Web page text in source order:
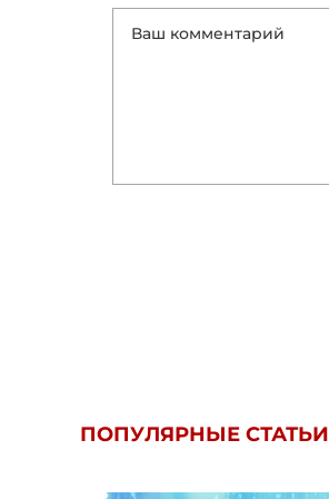
ПОПУЛЯРНЫЕ СТАТЬИ